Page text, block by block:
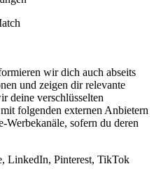
wir dich auch abseits
und zeigen dir relevante
deine verschlüsselten
folgenden externen Anbietern
Werbekanäle, sofern du deren
LinkedIn, Pinterest, TikTok